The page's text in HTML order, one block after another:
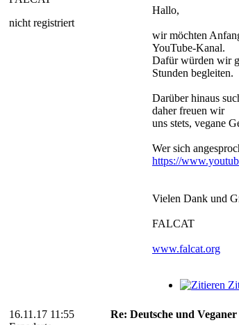
nicht registriert
Hallo,
wir möchten
YouTube-Kanal.
Dafür würden wir
Stunden begleiten.
Darüber hinaus
daher freuen wir
uns stets, vegane
Wer sich
https://
Vielen Dank und
FALCAT
www.falcat.org
16.11.17 11:55
Re: Deutsche und